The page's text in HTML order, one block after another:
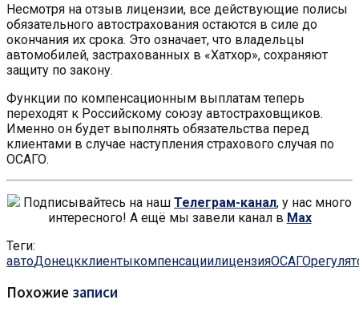
Несмотря на отзыв лицензии, все действующие полисы
обязательного автострахования остаются в силе до
окончания их срока. Это означает, что владельцы
автомобилей, застрахованных в «Хатхор», сохраняют
защиту по закону.
Функции по компенсационным выплатам теперь
переходят к Российскому союзу автостраховщиков.
Именно он будет выполнять обязательства перед
клиентами в случае наступления страхового случая по
ОСАГО.
Подписывайтесь на наш Телеграм-канал, у нас много
интересного! А ещё мы завели канал в Max
Теги:
автоДонецкклиентыкомпенсациилицензияОСАГО
Похожие записи